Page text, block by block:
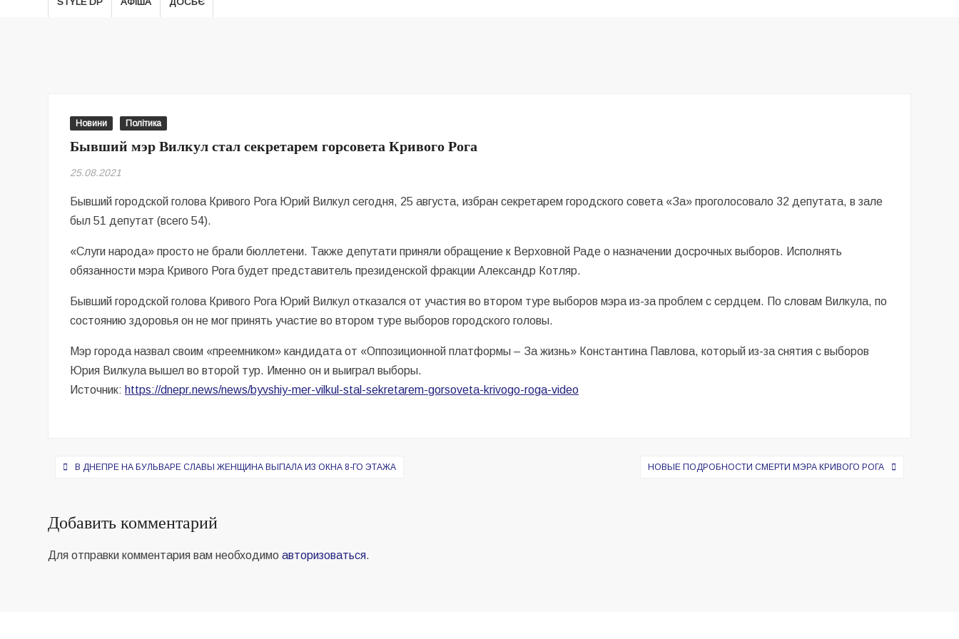
Новини Політика
Бывший мэр Вилкул стал секретарем горсовета Кривого Рога
25.08.2021
Бывший городской голова Кривого Рога Юрий Вилкул сегодня, 25 августа, избран секретарем городского совета «За» проголосовало 32 депутата, в зале
был 51 депутат (всего 54).
«Слуги народа» просто не брали бюллетени. Также депутати приняли обращение к Верховной Раде о назначении досрочных выборов. Исполнять
обязанности мэра Кривого Рога будет представитель президенской фракции Александр Котляр.
Бывший городской голова Кривого Рога Юрий Вилкул отказался от участия во втором туре выборов мэра из-за проблем с сердцем. По словам Вилкула, по
состоянию здоровья он не мог принять участие во втором туре выборов городского головы.
Мэр города назвал своим «преемником» кандидата от «Оппозиционной платформы – За жизнь» Константина Павлова, который из-за снятия с выборов
Юрия Вилкула вышел во второй тур. Именно он и выиграл выборы.
Источник: https://dnepr.news/news/byvshiy-mer-vilkul-stal-sekretarem-gorsoveta-krivogo-roga-video
Навигация
записям
В ДНЕПРЕ НА БУЛЬВАРЕ СЛАВЫ ЖЕНЩИНА ВЫПАЛА ИЗ ОКНА 8-ГО ЭТАЖА НОВЫЕ ПОДРОБНОСТИ СМЕРТИ МЭРА КРИВОГО РОГА
Добавить комментарий
Для отправки комментария вам необходимоавторизоваться.